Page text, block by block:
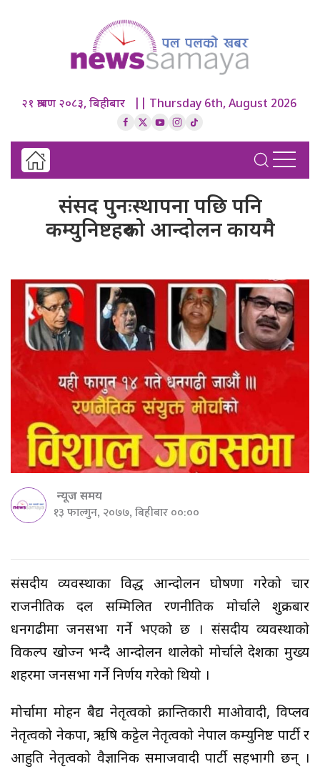
२१ श्रावण २०८३, बिहीबार || Thursday 6th, August 2026
संसद पुनःस्थापना पछि पनि
कम्युनिष्टहरुको आन्दोलन कायमै
न्यूज समय
१३ फाल्गुन, २०७७, बिहीबार ००:००
संसदीय व्यवस्थाका विरुद्ध आन्दोलन घोषणा गरेको चार
राजनीतिक दल सम्मिलित रणनीतिक मोर्चाले शुक्रबार
धनगढीमा जनसभा गर्ने भएको छ । संसदीय व्यवस्थाको
विकल्प खोज्न भन्दै आन्दोलन थालेको मोर्चाले देशका मुख्य
शहरमा जनसभा गर्ने निर्णय गरेको थियो ।
मोर्चामा मोहन बैद्य नेतृत्वको क्रान्तिकारी माओवादी, विप्लव
नेतृत्वको नेकपा, ऋषि कट्टेल नेतृत्वको नेपाल कम्युनिष्ट पार्टी र
आहुति नेतृत्वको वैज्ञानिक समाजवादी पार्टी सहभागी छन् ।